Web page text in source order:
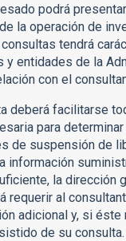
podrá
la operación de
tendrá
y entidades de la
con el
deberá facilitarse
para
de suspensión de
información
la dirección
requerir al
adicional y, si éste
de su